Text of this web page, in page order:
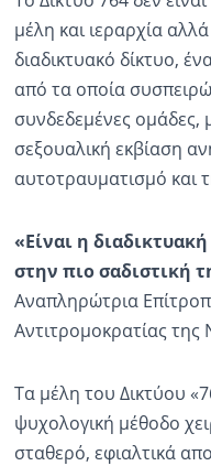
μέλη και ιεραρχία
διαδικτυακό δίκτυο,
από τα οποία
συνδεδεμένες
σεξουαλική εκβίαση
αυτοτραυματισμό και
«Είναι η
στην πιο σαδιστική
Αναπληρώτρια
Αντιτρομοκρατίας της
Τα μέλη του Δικτύου
ψυχολογική μέθοδο
σταθερό, εφιαλτικά